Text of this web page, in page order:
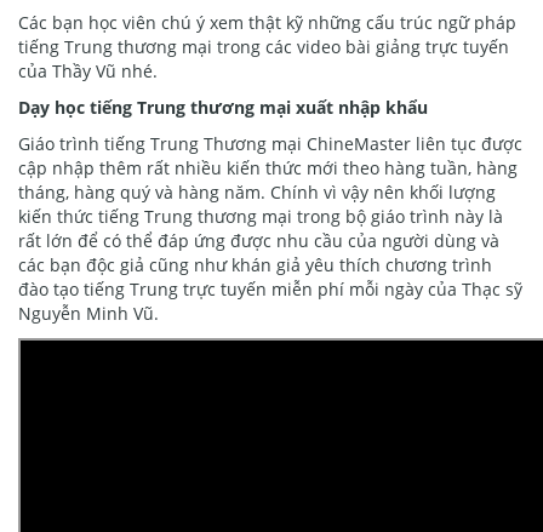
Các bạn học viên chú ý xem thật kỹ những cấu trúc ngữ pháp
tiếng Trung thương mại trong các video bài giảng trực tuyến
của Thầy Vũ nhé.
Dạy học tiếng Trung thương mại xuất nhập khẩu
Giáo trình tiếng Trung Thương mại ChineMaster liên tục được
cập nhập thêm rất nhiều kiến thức mới theo hàng tuần, hàng
tháng, hàng quý và hàng năm. Chính vì vậy nên khối lượng
kiến thức tiếng Trung thương mại trong bộ giáo trình này là
rất lớn để có thể đáp ứng được nhu cầu của người dùng và
các bạn độc giả cũng như khán giả yêu thích chương trình
đào tạo tiếng Trung trực tuyến miễn phí mỗi ngày của Thạc sỹ
Nguyễn Minh Vũ.